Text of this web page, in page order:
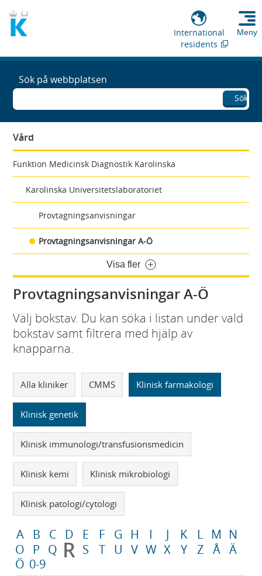
International
residents
Meny
Sök på webbplatsen
Sök
Vård
Funktion Medicinsk Diagnostik Karolinska
Karolinska Universitetslaboratoriet
Provtagningsanvisningar
Provtagningsanvisningar A-Ö
Visa fler
Provtagningsanvisningar A-Ö
Välj bokstav. Du kan söka i listan under vald
bokstav samt filtrera med hjälp av
knapparna.
Alla kliniker CMMS Klinisk farmakologi
Klinisk genetik
Klinisk immunologi/transfusionsmedicin
Klinisk kemi Klinisk mikrobiologi
Klinisk patologi/cytologi
A B C D E F G H I J K L M N
O
P Q R S T U V W X Y Z Å Ä
Ö 0-9